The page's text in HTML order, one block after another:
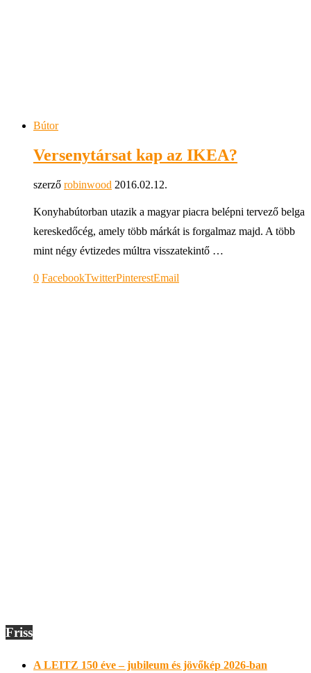
Bútor
Versenytársat kap az IKEA?
szerző robinwood 2016.02.12.
Konyhabútorban utazik a magyar piacra belépni tervező belga
kereskedőcég, amely több márkát is forgalmaz majd. A több
mint négy évtizedes múltra visszatekintő …
0 FacebookTwitterPinterestEmail
Friss
A LEITZ 150 éve – jubileum és jövőkép 2026-ban